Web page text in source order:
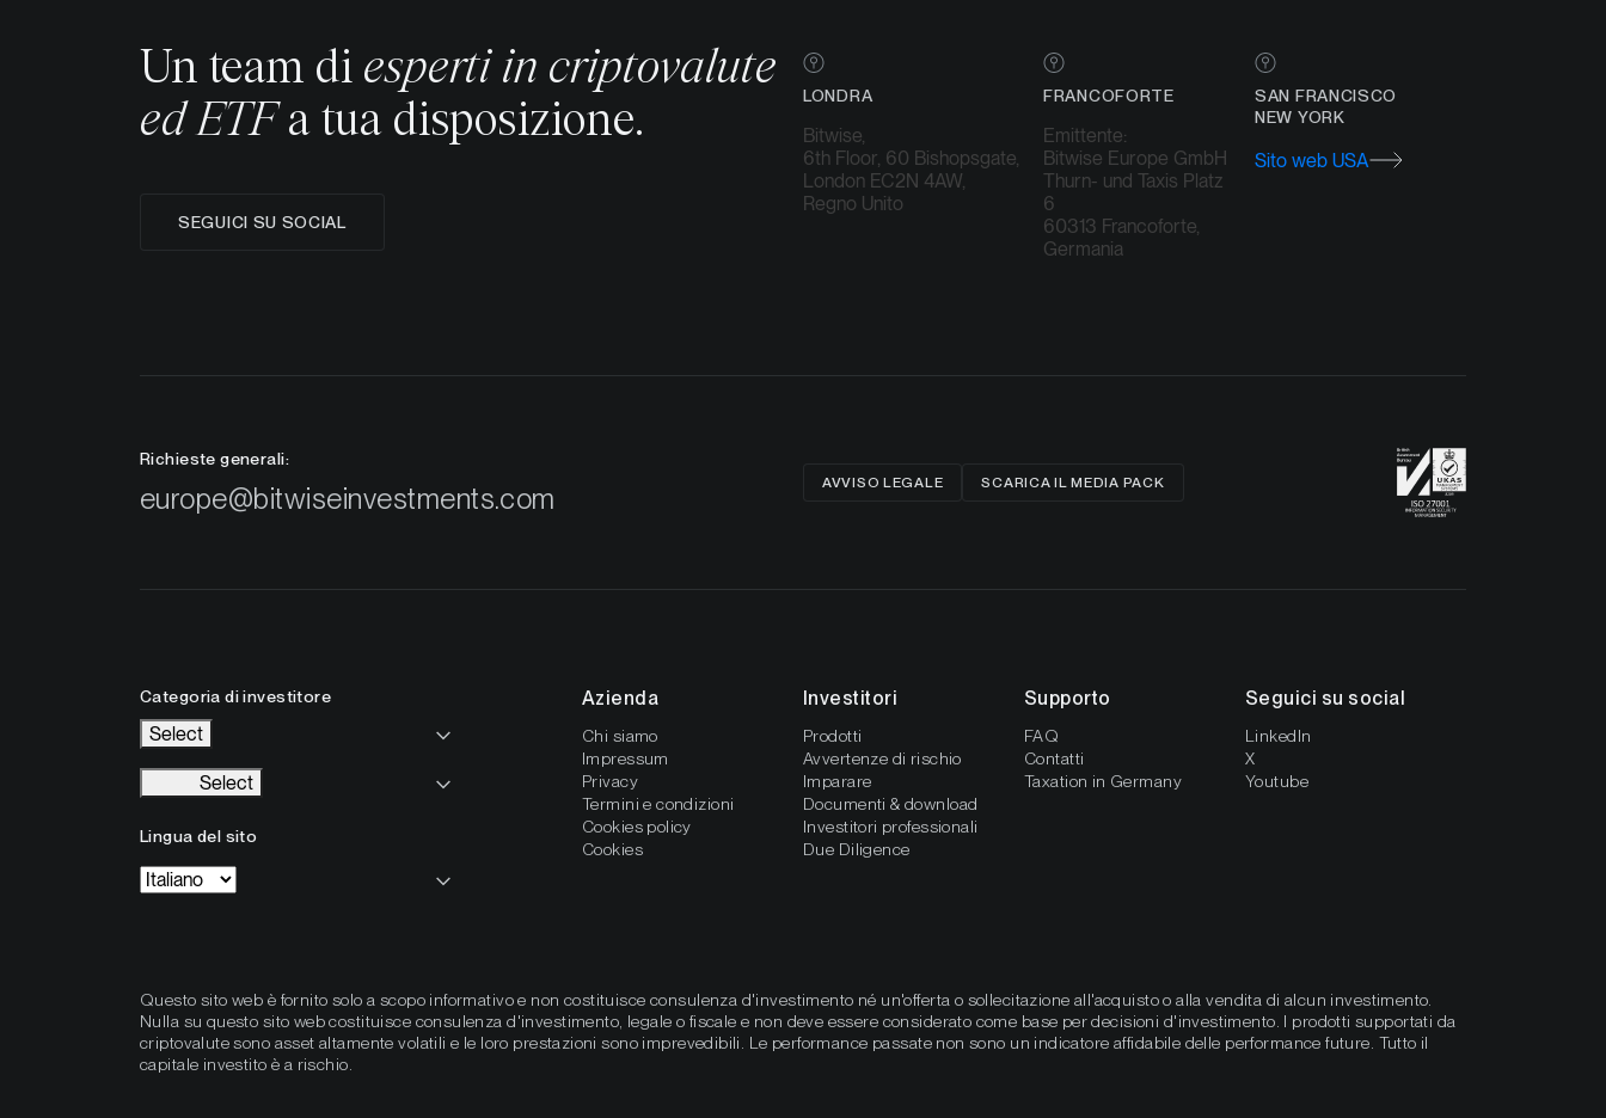
Un team di esperti in criptovalute
ed ETFa tua disposizione.
SEGUICI SU SOCIAL
LONDRA
Bitwise,
6th Floor, 60 Bishopsgate,
London EC2N 4AW,
Regno Unito
FRANCOFORTE
Emittente:
Bitwise Europe GmbH
Thurn- und Taxis Platz
6
60313 Francoforte,
Germania
SAN FRANCISCO
NEW YORK
Sito web USA
Richieste generali:
europe@bitwiseinvestments.com AVVISO LEGALE SCARICA IL MEDIA PACK
Categoria di investitore
Select
Select
Lingua del sito
Azienda
Chi siamo
Impressum
Privacy
Termini e condizioni
Cookies policy
Cookies
Investitori
Prodotti
Avvertenze di rischio
Imparare
Documenti & download
Investitori professionali
Due Diligence
Supporto
FAQ
Contatti
Taxation in Germany
Seguici su social
LinkedIn
X
Youtube
Questo sito web è fornito solo a scopo informativo e non costituisce consulenza d'investimento né un'offerta o sollecitazione all'acquisto o alla vendita di alcun investimento.
Nulla su questo sito web costituisce consulenza d'investimento, legale o fiscale e non deve essere considerato come base per decisioni d'investimento. I prodotti supportati da
criptovalute sono asset altamente volatili e le loro prestazioni sono imprevedibili. Le performance passate non sono un indicatore affidabile delle performance future. Tutto il
capitale investito è a rischio.